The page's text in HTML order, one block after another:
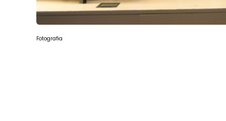
Fotografia